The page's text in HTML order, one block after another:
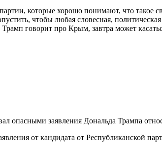
которые хорошо понимают, что
чтобы любая словесная,
говорит про Крым, завтра может
опасными заявления Дональда Трампа
от кандидата от Республиканской